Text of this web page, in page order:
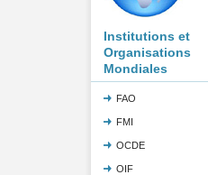
Institutions et
Organisations
Mondiales
FAO
FMI
OCDE
OIF